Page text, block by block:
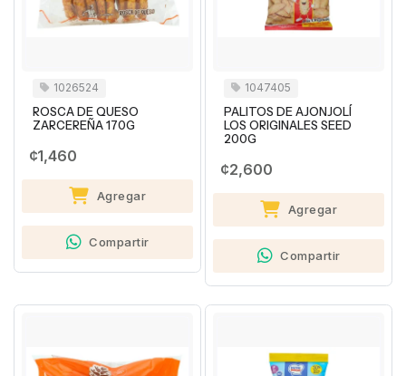
1026524
ROSCA DE QUESO
ZARCEREÑA 170G
¢1,460
Agregar
Compartir
1047405
PALITOS DE AJONJOLÍ
LOS ORIGINALES SEED
200G
¢2,600
Agregar
Compartir